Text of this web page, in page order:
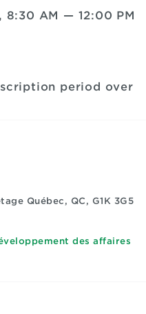
8:30 AM — 12:00 PM
period over
Québec, QC, G1K 3G5
des affaires